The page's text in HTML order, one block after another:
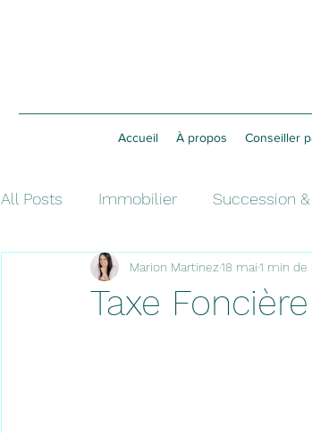
Accueil À propos Conseiller
All Posts Immobilier Succession
Investissement Fiscalité
Taxe
Marion Martinez18 mai1 min de